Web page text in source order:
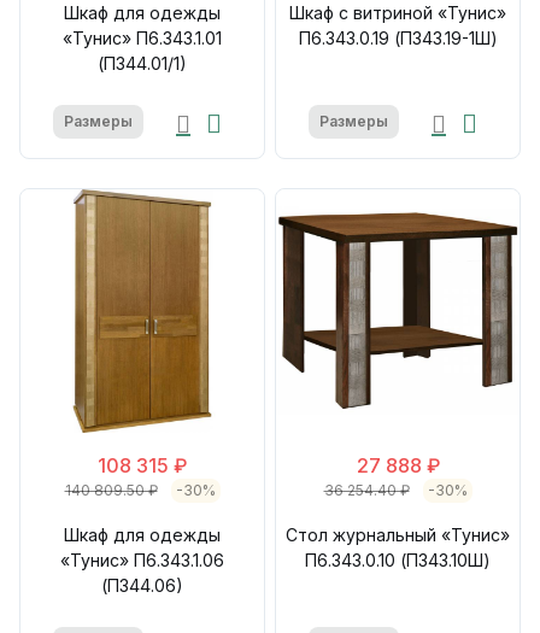
Шкаф для одежды
«Тунис» П6.343.1.01
(П344.01/1)
Размеры
Шкаф с витриной «Тунис»
П6.343.0.19 (П343.19-1Ш)
Размеры
108 315 ₽
140 809.50 ₽ -30%
Шкаф для одежды
«Тунис» П6.343.1.06
(П344.06)
27 888 ₽
36 254.40 ₽ -30%
Стол журнальный «Тунис»
П6.343.0.10 (П343.10Ш)